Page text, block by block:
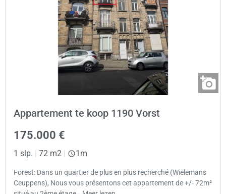
Appartement te koop 1190 Vorst
175.000 €
1 slp. 72 m2 1m
Forest: Dans un quartier de plus en plus recherché (Wielemans
Ceuppens), Nous vous présentons cet appartement de +/- 72m²